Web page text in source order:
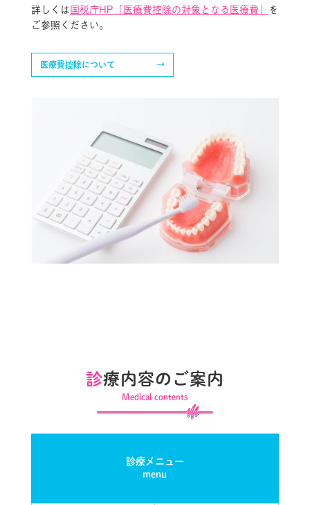
詳しくは国税庁HP「医療費控除の対象となる医療費」 を
ご参照ください。
医療費控除について →
診療内容のご案内
Medical contents
診療メニュー
menu